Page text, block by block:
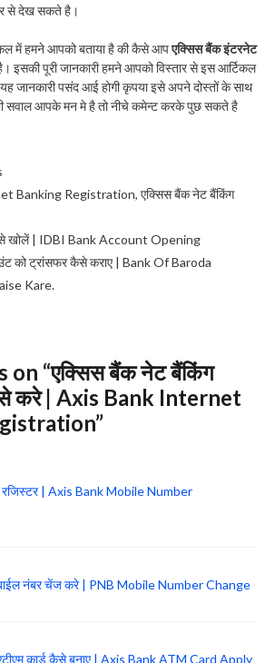
से देख सकते है।
में हमने आपको बताया है की कैसे आपएक्सिस बैंक इंटरनेट
पूरी जानकारी हमने आपको विस्तार से इस आर्टिकल
जानकारी पसंद आई होगी कृपया इसे अपने दोस्तों के साथ
सवाल आपके मन मे है तो नीचे कमेन्ट करके पुछ सकते है
Banking Registration,एक्सिस बैंक नेट बैंकिंग
खोलें | IDBI Bank Account Opening
को ट्रांसफर कैसे कराए | Bank Of Baroda
Kare.
“एक्सिस बैंक नेट बैंकिंग
करे | Axis Bank Internet
रजिस्टर | Axis Bank Mobile Number
नंबर चेंज करे | PNB Mobile Number Change
कार्ड कैसे बनाए | Axis Bank ATM Card Apply